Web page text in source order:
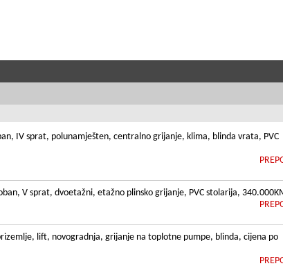
IV sprat, polunamješten, centralno grijanje, klima, blinda vrata, PVC
V sprat, dvoetažni, etažno plinsko grijanje, PVC stolarija,
lift, novogradnja, grijanje na toplotne pumpe, blinda, cijena po